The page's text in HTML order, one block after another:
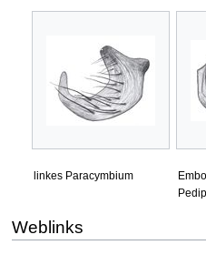
linkes Paracymbium
Weblinks